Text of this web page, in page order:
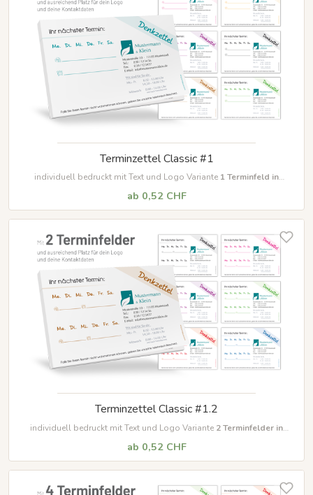
Terminzettel Classic #1
individuell bedruckt mit Text und Logo Variante 1 Terminfeld in
ab 0,52 CHF
Terminzettel Classic #1.2
individuell bedruckt mit Text und Logo Variante 2 Terminfelder in
ab 0,52 CHF